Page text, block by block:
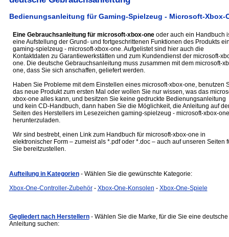
Bedienungsanleitung für Gaming-Spielzeug - Microsoft-Xbox-
Eine Gebrauchsanleitung für microsoft-xbox-oneoder auch ein Handbuch
eine Aufstellung der Grund- und fortgeschrittenen Funktionen des Produkts
gaming-spielzeug - microsoft-xbox-one. Aufgelistet sind hier auch die
Kontaktdaten zu Garantiewerkstätten und zum Kundendienst der microsoft-
one. Die deutsche Gebrauchsanleitung muss zusammen mit dem microsoft-
one, dass Sie sich anschaffen, geliefert werden.
Haben Sie Probleme mit dem Einstellen eines microsoft-xbox-one, benutzen
das neue Produkt zum ersten Mal oder wollen Sie nur wissen, was das
xbox-one alles kann, und besitzen Sie keine gedruckte Bedienungsanleitung
und kein CD-Handbuch, dann haben Sie die Möglichkeit, die Anleitung auf
Seiten des Herstellers im Lesezeichen gaming-spielzeug - microsoft-xbox-one
herunterzuladen.
Wir sind bestrebt, einen Link zum Handbuch für microsoft-xbox-one in
elektronischer Form – zumeist als *.pdf oder *.doc – auch auf unseren Seiten
Sie bereitzustellen.
Aufteilung in Kategorien - Wählen Sie die gewünschte Kategorie:
Xbox-One-Controller-Zubehör- Xbox-One-Konsolen - Xbox-One-Spiele
Gegliedert nach Herstellern - Wählen Sie die Marke, für die Sie eine deutsche
Anleitung suchen: